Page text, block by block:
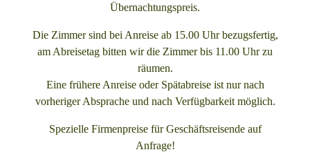
Übernachtungspreis.
Die Zimmer sind bei Anreise ab 15.00 Uhr bezugsfertig,
am Abreisetag bitten wir die Zimmer bis 11.00 Uhr zu
räumen.
Eine frühere Anreise oder Spätabreise ist nur nach
vorheriger Absprache und nach Verfügbarkeit möglich.
Spezielle Firmenpreise für Geschäftsreisende auf
Anfrage!